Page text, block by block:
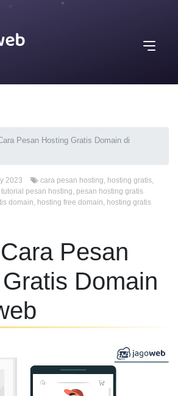
Pesan Hosting Gratis Domain di
2023 cara pesan hosting, hosting gratis,
tutorial pesan hosting, pesan hosting gratis
domain, hosting free domain, hosting gratis
Pesan
Domain